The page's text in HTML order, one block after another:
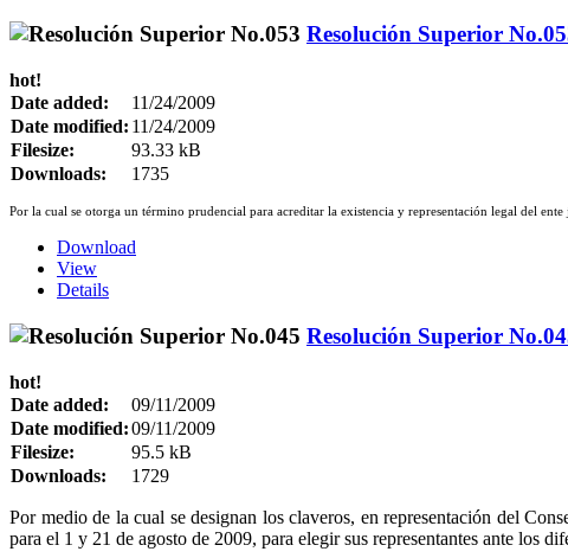
Resolución Superior
hot!
Date added:
11/24/2009
Date modified: 11/24/2009
Filesize:
93.33 kB
Downloads:
1735
Por la cual se otorga un término prudencial para acreditar la existencia y representación legal del
Download
View
Details
Resolución Superior
hot!
Date added:
09/11/2009
Date modified:09/11/2009
Filesize:
95.5 kB
Downloads:
1729
Por medio de la cual se designan los claveros, en representación del
para el 1 y 21 de agosto de 2009, para elegir sus representantes ante los